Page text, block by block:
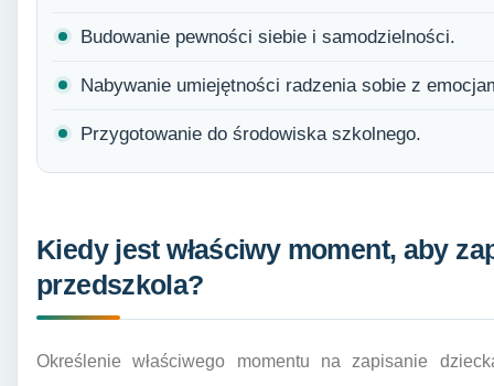
Budowanie pewności siebie i samodzielności.
Nabywanie umiejętności radzenia sobie z
Przygotowanie do środowiska szkolnego.
Kiedy jest właściwy moment, aby
przedszkola?
Określenie właściwego momentu na zapisanie